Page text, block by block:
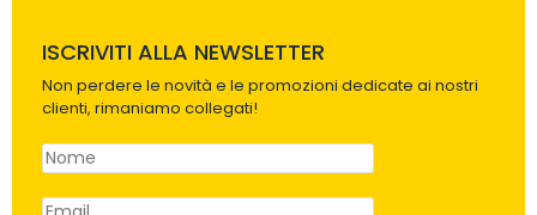
ISCRIVITI ALLA NEWSLETTER
Non perdere le novità e le promozioni dedicate ai nostri
clienti, rimaniamo collegati!